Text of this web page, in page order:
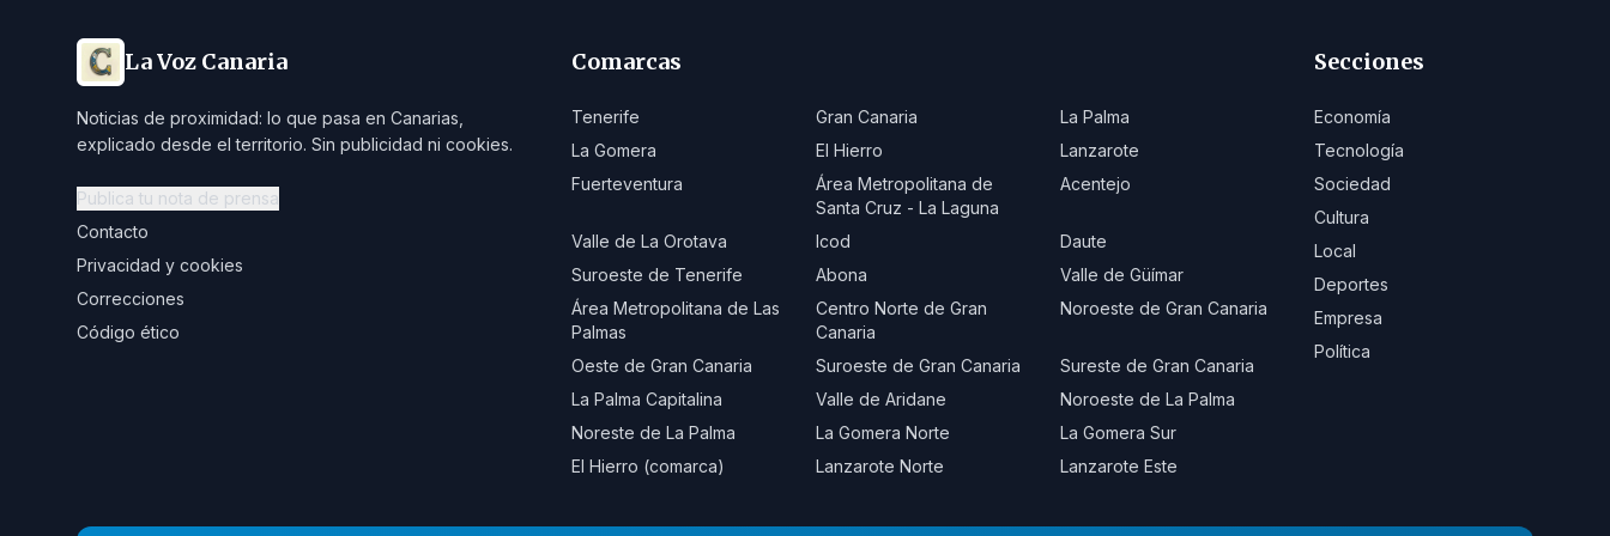
La Voz Canaria
Noticias de proximidad: lo que pasa en Canarias,
explicado desde el territorio. Sin publicidad ni cookies.
Publica tu nota de prensa
Contacto
Privacidad y cookies
Correcciones
Código ético
Comarcas
Tenerife Gran Canaria
La Palma
La Gomera
El Hierro
Lanzarote
Fuerteventura
Área Metropolitana de
Santa Cruz - La Laguna
Acentejo
Valle de La Orotava Icod
Daute
Suroeste de Tenerife
Abona
Valle de Güímar
Área Metropolitana de Las
Palmas
Centro Norte de Gran
Canaria
Noroeste de Gran Canaria
Oeste de Gran Canaria Suroeste de Gran Canaria
Sureste de Gran Canaria
La Palma Capitalina
Valle de Aridane
Noroeste de La Palma
Noreste de La Palma
La Gomera Norte
La Gomera Sur
El Hierro (comarca)
Lanzarote Norte Lanzarote Este
Secciones
Economía
Tecnología
Sociedad
Cultura
Local
Deportes
Empresa
Política